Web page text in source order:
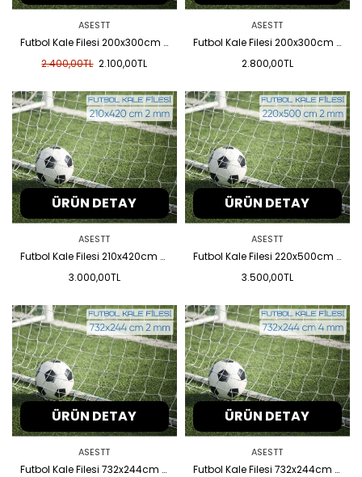
ASESTT
Futbol Kale Filesi 200x300cm 2mm
2.100,00TL
2.400,00TL
ASESTT
Futbol Kale Filesi 200x300cm 3mm
2.800,00TL
ASESTT
Futbol Kale Filesi 210x420cm 2mm
3.000,00TL
ÜRÜN DETAY
ASESTT
Futbol Kale Filesi 220x500cm 2mm
3.500,00TL
ÜRÜN DETAY
ASESTT
Futbol Kale Filesi 732x244cm 2mm
ÜRÜN DETAY
ASESTT
Futbol Kale Filesi 732x244cm 4mm
ÜRÜN DETAY